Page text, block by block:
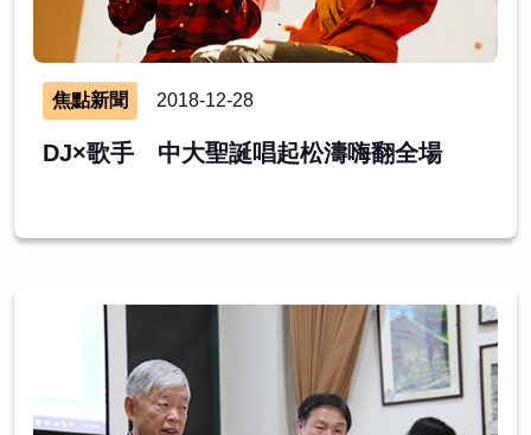
焦點新聞 2018-12-28
DJ×歌手 中大聖誕唱起松濤嗨翻全場